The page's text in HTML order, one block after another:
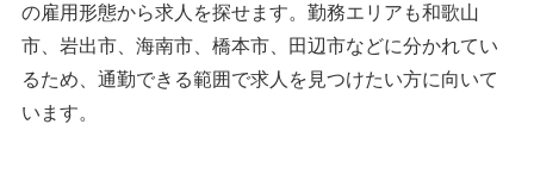
の雇用形態から求人を探せます。勤務エリアも和歌山
市、岩出市、海南市、橋本市、田辺市などに分かれてい
るため、通勤できる範囲で求人を見つけたい方に向いて
います。